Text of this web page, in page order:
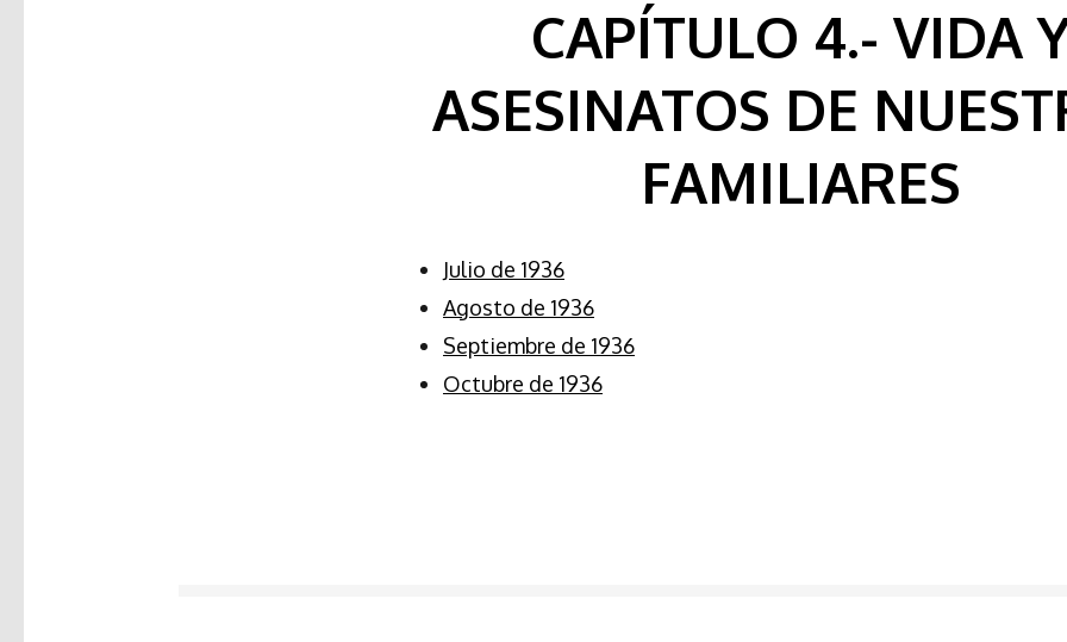
CAPÍTULO 4.- VIDA
ASESINATOS DE
FAMILIARES
Julio de 1936
Agosto de 1936
Septiembre de 1936
Octubre de 1936